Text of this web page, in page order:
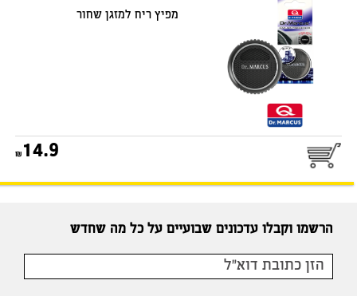
מפיץ ריח למזגן שחור
25
14.9
הרשמו וקבלו עדכונים שבועיים על כל מה שחדש